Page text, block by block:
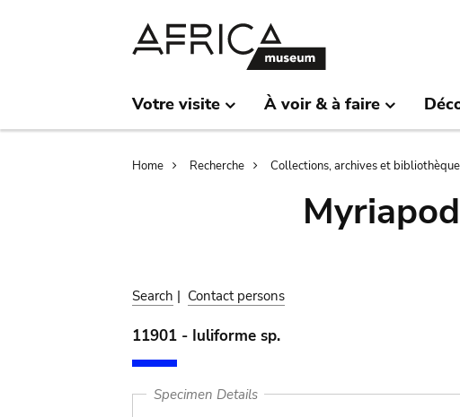
Votre visite À voir & à faire
Breadcrumb
Home Recherche Collections, archives et
Search | Contact persons
11901 - Iuliforme sp.
Specimen Details